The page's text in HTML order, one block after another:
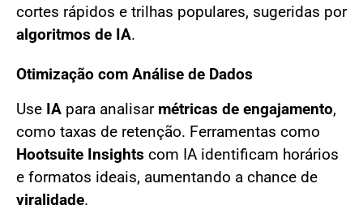
cortes rápidos e trilhas populares, sugeridas por
algoritmos de IA.
Otimização com Análise de Dados
Use IA para analisar métricas de engajamento,
como taxas de retenção. Ferramentas como
Hootsuite Insights com IA identificam horários
e formatos ideais, aumentando a chance de
viralidade.